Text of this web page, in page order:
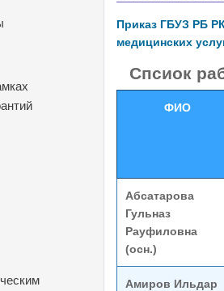
Приказ ГБУЗ РБ
медицинских
Спсиок
ФИО
Абсатарова
Гульназ
Рауфиловна
(осн.)
Амиров Ильдар